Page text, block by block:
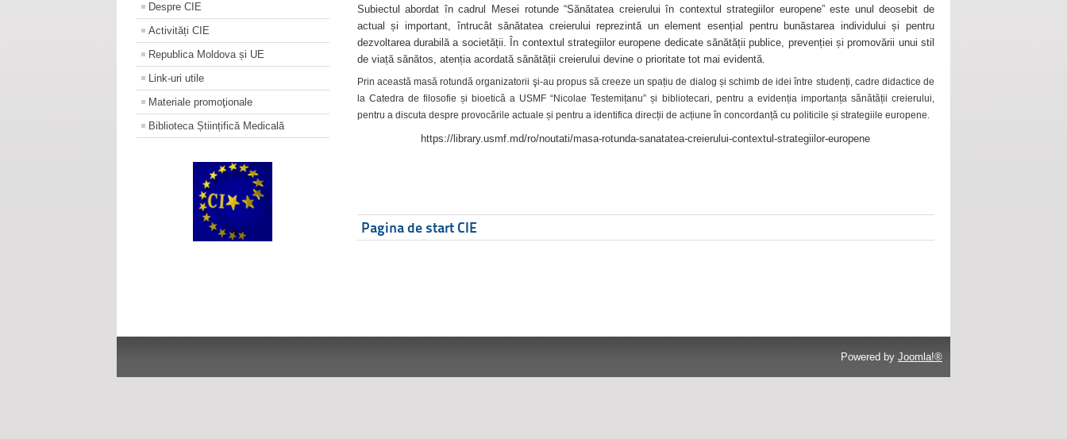
Despre CIE
Activități CIE
Republica Moldova și UE
Link-uri utile
Materiale promoţionale
Biblioteca Științifică Medicală
Subiectul abordat în cadrul Mesei rotunde “Sănătatea creierului în contextul strategiilor europene” este unul deosebit de
actual și important, întrucât sănătatea creierului reprezintă un element esențial pentru bunăstarea individului și pentru
dezvoltarea durabilă a societății. În contextul strategiilor europene dedicate sănătății publice, prevenției și promovării unui stil
de viață sănătos, atenția acordată sănătății creierului devine o prioritate tot mai evidentă.
Prin această masă rotundă organizatorii şi-au propus să creeze un spațiu de dialog și schimb de idei între studenți, cadre didactice de
la Catedra de filosofie și bioetică a USMF “Nicolae Testemițanu” și bibliotecari, pentru a evidenția importanța sănătății creierului,
pentru a discuta despre provocările actuale și pentru a identifica direcții de acțiune în concordanță cu politicile și strategiile europene.
https://library.usmf.md/ro/noutati/masa-rotunda-sanatatea-creierului-contextul-strategiilor-europene
Pagina de start CIE
Powered by Joomla!®